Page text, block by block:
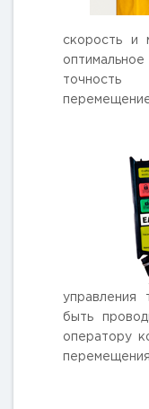
скорость и
быть
оператору
перемещения